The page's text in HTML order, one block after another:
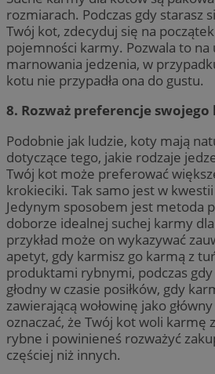
rozmiarach. Podczas gdy starasz
Twój kot, zdecyduj się na
pojemności karmy. Pozwala to na
marnowania jedzenia, w
kotu nie przypadła ona do gustu.
8. Rozważ preferencje swojego
Podobnie jak ludzie, koty mają
dotyczące tego, jakie rodzaje
Twój kot może preferować
krokieciki. Tak samo jest w
Jedynym sposobem jest metoda
doborze idealnej suchej karmy
przykład może on wykazywać
apetyt, gdy karmisz go karmą z
produktami rybnymi, podczas
głodny w czasie posiłków, gdy
zawierającą wołowinę jako
oznaczać, że Twój kot woli karmę
rybne i powinieneś rozważyć
częściej niż innych.